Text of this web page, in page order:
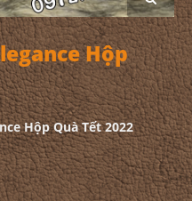
Hộp
Hộp Quà Tết 2022